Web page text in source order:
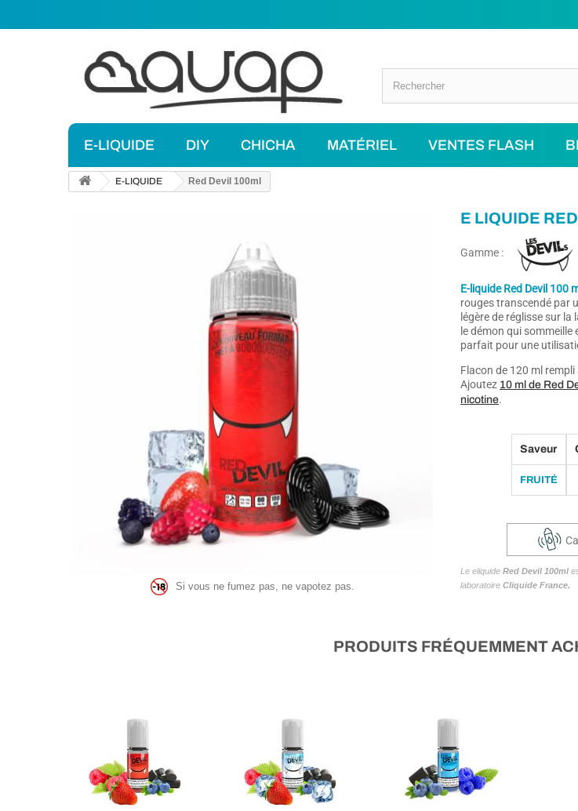
E-LIQUIDE DIY CHICHA MATÉRIEL VENTES FLASH
E-LIQUIDE Red Devil 100ml
Si vous ne fumez pas, ne vapotez pas.
E LIQUIDE
Gamme :
E-liquide Red Devil 100
rouges transcendé par
légère de réglisse sur
le démon qui sommeille
parfait pour une
Flacon de 120 ml
Ajoutez 10 ml de Red
nicotine.
Saveur
FRUITÉ
Le eliquide Red Devil 100ml
laboratoire Cliquide France.
PRODUITS FRÉQUEMMENT